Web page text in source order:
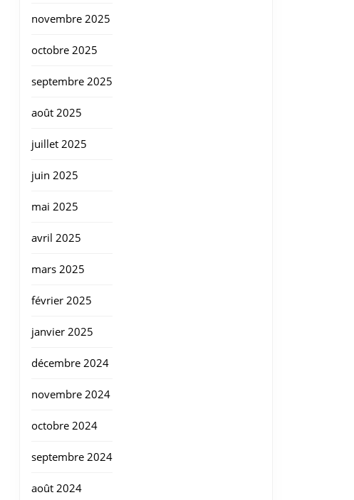
novembre 2025
octobre 2025
septembre 2025
août 2025
juillet 2025
juin 2025
mai 2025
avril 2025
mars 2025
février 2025
janvier 2025
décembre 2024
novembre 2024
octobre 2024
septembre 2024
août 2024